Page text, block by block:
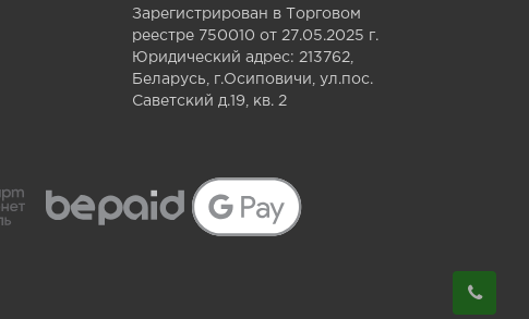
Зарегистрирован в Торговом
реестре 750010 от 27.05.2025 г.
Юридический адрес: 213762,
Беларусь, г.Осиповичи, ул.пос.
Саветский д.19, кв. 2